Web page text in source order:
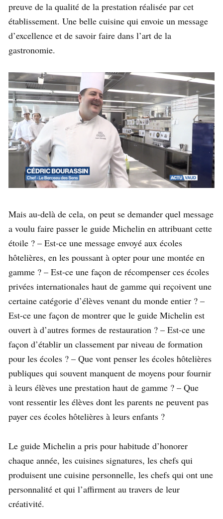
preuve de la qualité de la prestation réalisée par cet
établissement. Une belle cuisine qui envoie un message
d’excellence et de savoir faire dans l’art de la
gastronomie.
Mais au-delà de cela, on peut se demander quel message
a voulu faire passer le guide Michelin en attribuant cette
étoile ? – Est-ce une message envoyé aux écoles
hôtelières, en les poussant à opter pour une montée en
gamme ? – Est-ce une façon de récompenser ces écoles
privées internationales haut de gamme qui reçoivent une
certaine catégorie d’élèves venant du monde entier ? –
Est-ce une façon de montrer que le guide Michelin est
ouvert à d’autres formes de restauration ? – Est-ce une
façon d’établir un classement par niveau de formation
pour les écoles ? – Que vont penser les écoles hôtelières
publiques qui souvent manquent de moyens pour fournir
à leurs élèves une prestation haut de gamme ? – Que
vont ressentir les élèves dont les parents ne peuvent pas
payer ces écoles hôtelières à leurs enfants ?
Le guide Michelin a pris pour habitude d’honorer
chaque année, les cuisines signatures, les chefs qui
produisent une cuisine personnelle, les chefs qui ont une
personnalité et qui l’affirment au travers de leur
créativité.